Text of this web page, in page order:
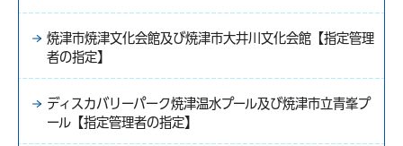
焼津市焼津文化会館及び焼津市大井川文化会館【指定管理
者の指定】
ディスカバリーパーク焼津温水プール及び焼津市立青峯プ
ール【指定管理者の指定】